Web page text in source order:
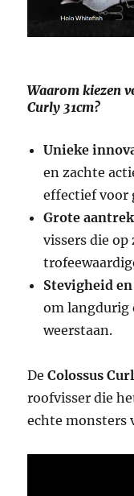
Waarom kiezen
Curly 31cm?
Unieke
en zachte
effectief voor
Grote
vissers die
Stevigheid
om langdurig
weerstaan.
DeColossus
roofvisser die
echte monsters